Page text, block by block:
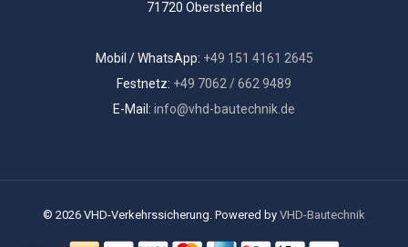
71720 Oberstenfeld
Mobil / WhatsApp: +49 151 4161 2645
Festnetz: +49 7062 / 662 9489
E-Mail: info@vhd-bautechnik.de
© 2026 VHD-Verkehrssicherung. Powered by VHD-Bautechnik